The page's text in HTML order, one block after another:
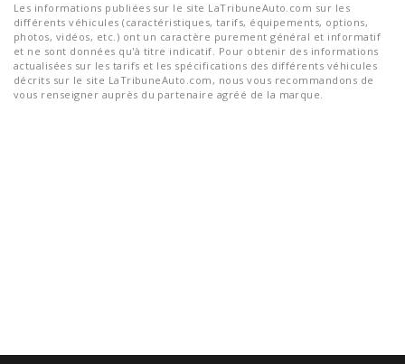
Les informations publiées sur le site LaTribuneAuto.com sur les
différents véhicules (caractéristiques, tarifs, équipements, options,
photos, vidéos, etc.) ont un caractère purement général et informatif
et ne sont données qu'à titre indicatif. Pour obtenir des informations
actualisées sur les tarifs et les spécifications des différents véhicules
décrits sur le site LaTribuneAuto.com, nous vous recommandons de
vous renseigner auprès du partenaire agréé de la marque.